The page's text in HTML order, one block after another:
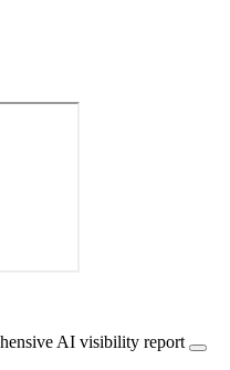
AI visibility report